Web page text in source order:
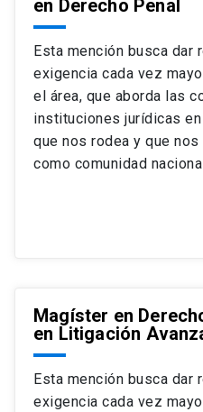
en Derecho Penal
Esta mención busca dar
exigencia cada vez
el área, que aborda las
instituciones jurídicas
que nos rodea y que
como comunidad
Magíster en
en Litigación
Esta mención busca dar
exigencia cada vez